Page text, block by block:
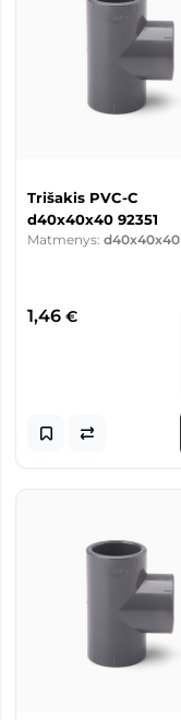
Trišakis PVC-C
d40x40x40 92351
Matmenys: d40x40x40
1,46 €